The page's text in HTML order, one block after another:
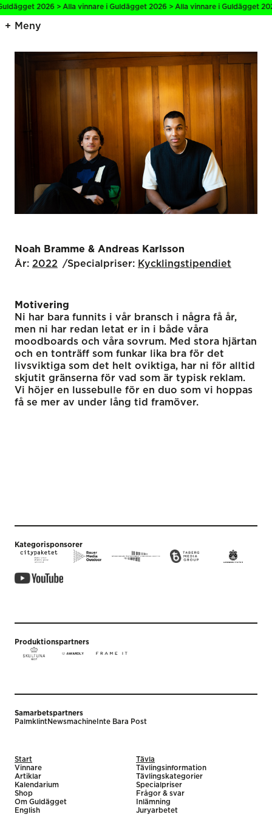
2026 > Alla vinnare i Guldägget 2026 > Alla vinnare i Guldägget
Meny
Noah Bramme & Andreas Karlsson
År: 2022 Specialpriser: Kyckling­stipendiet
Motivering
Ni har bara funnits i vår bransch i några få år,
men ni har redan letat er in i både våra
moodboards och våra sovrum. Med stora hjärtan
och en tonträff som funkar lika bra för det
livsviktiga som det helt oviktiga, har ni för alltid
skjutit gränserna för vad som är typisk reklam.
Vi höjer en lussebulle för en duo som vi hoppas
få se mer av under lång tid framöver.
Kategorisponsorer
Produktionspartners
Samarbetspartners
PalmklintNewsmachine Inte Bara Post
Start
Vinnare
Artiklar
Kalendarium
Shop
Om Guldägget
English
Tävla
Tävlingsinformation
Tävlingskategorier
Specialpriser
Frågor & svar
Inlämning
Juryarbetet